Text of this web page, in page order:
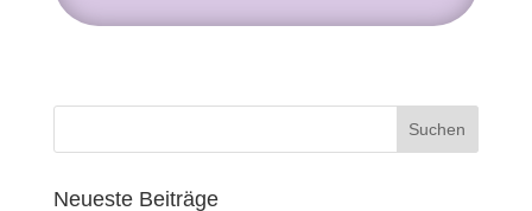
Neueste Beiträge